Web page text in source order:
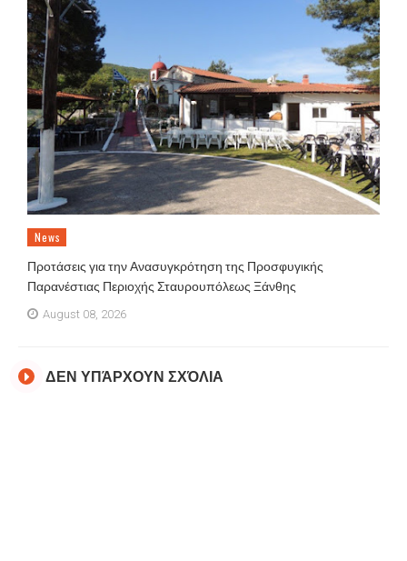
News
Προτάσεις για την Ανασυγκρότηση της Προσφυγικής
Παρανέστιας Περιοχής Σταυρουπόλεως Ξάνθης
August 08, 2026
ΔΕΝ ΥΠΆΡΧΟΥΝ ΣΧΌΛΙΑ